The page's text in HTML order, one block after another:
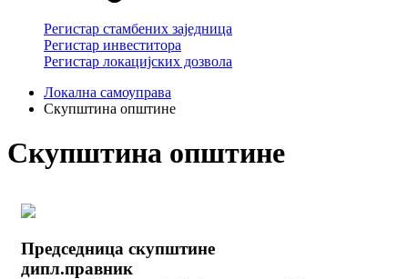
Регистар стамбених заједница
Регистар инвеститора
Регистар локацијских дозвола
Локална самоуправа
Скупштина општине
Скупштина општине
Председница скупштине
дипл.правник